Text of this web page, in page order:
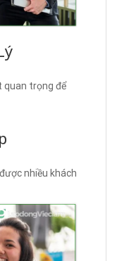
quan trọng để
nhiều khách